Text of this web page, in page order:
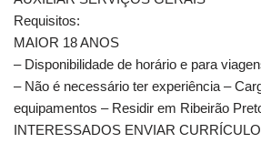
Requisitos:
MAIOR 18 ANOS
– Disponibilidade de horário e para
– Não é necessário ter experiência –
equipamentos – Residir em Ribeirão
INTERESSADOS ENVIAR